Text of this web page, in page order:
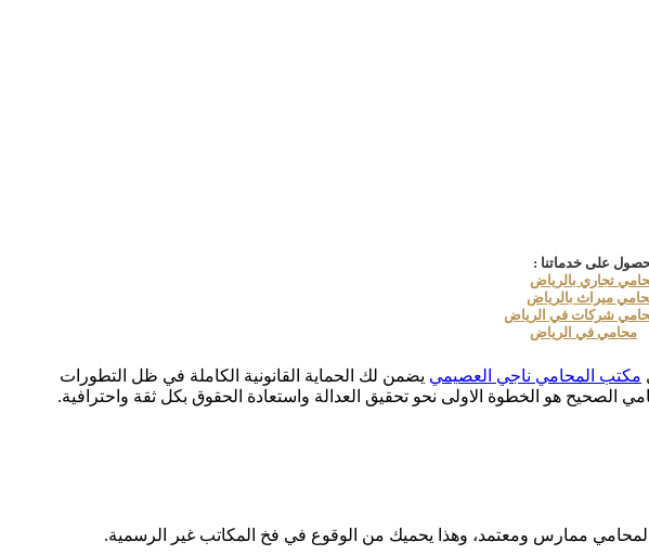
على خدماتنا :
تجاري بالرياض
ميراث بالرياض
شركات في الرياض
محامي في الرياض
مكتب المحامي ناجي العصيمي يضمن لك الحماية القانونية الكاملة في ظل التطورات
الصحيح هو الخطوة الاولى نحو تحقيق العدالة واستعادة الحقوق بكل ثقة واحترافية.
المحامي ممارس ومعتمد، وهذا يحميك من الوقوع في فخ المكاتب غير الرسمية.